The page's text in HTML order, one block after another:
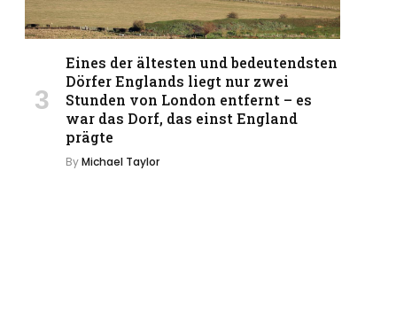
Eines der ältesten und bedeutendsten
Dörfer Englands liegt nur zwei
Stunden von London entfernt – es
war das Dorf, das einst England
prägte
ByMichael Taylor